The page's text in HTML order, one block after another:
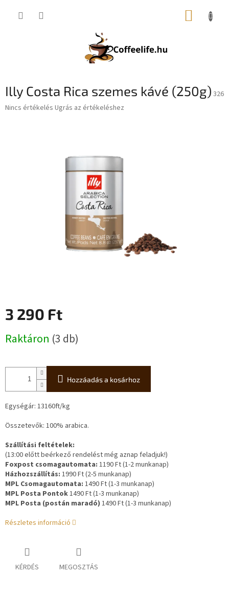
KOSÁR
Illy Costa Rica szemes kávé (250g) 326
A
Nincs értékelés Ugrás az értékeléshez
3 290 Ft
Raktáron (3 db)
Hozzáadás a kosárhoz
Egységár: 13160ft/kg
Összetevők: 100% arabica.
Szállítási feltételek:
(13:00 előtt beérkező rendelést még aznap feladjuk!)
Foxpost csomagautomata: 1190 Ft (1-2 munkanap)
Házhozszállítás: 1990 Ft (2-5 munkanap)
MPL Csomagautomata: 1490 Ft (1-3 munkanap)
MPL Posta Pontok1490 Ft (1-3 munkanap)
MPL Posta (postán maradó) 1490 Ft (1-3 munkanap)
Részletes információ
KÉRDÉS MEGOSZTÁS